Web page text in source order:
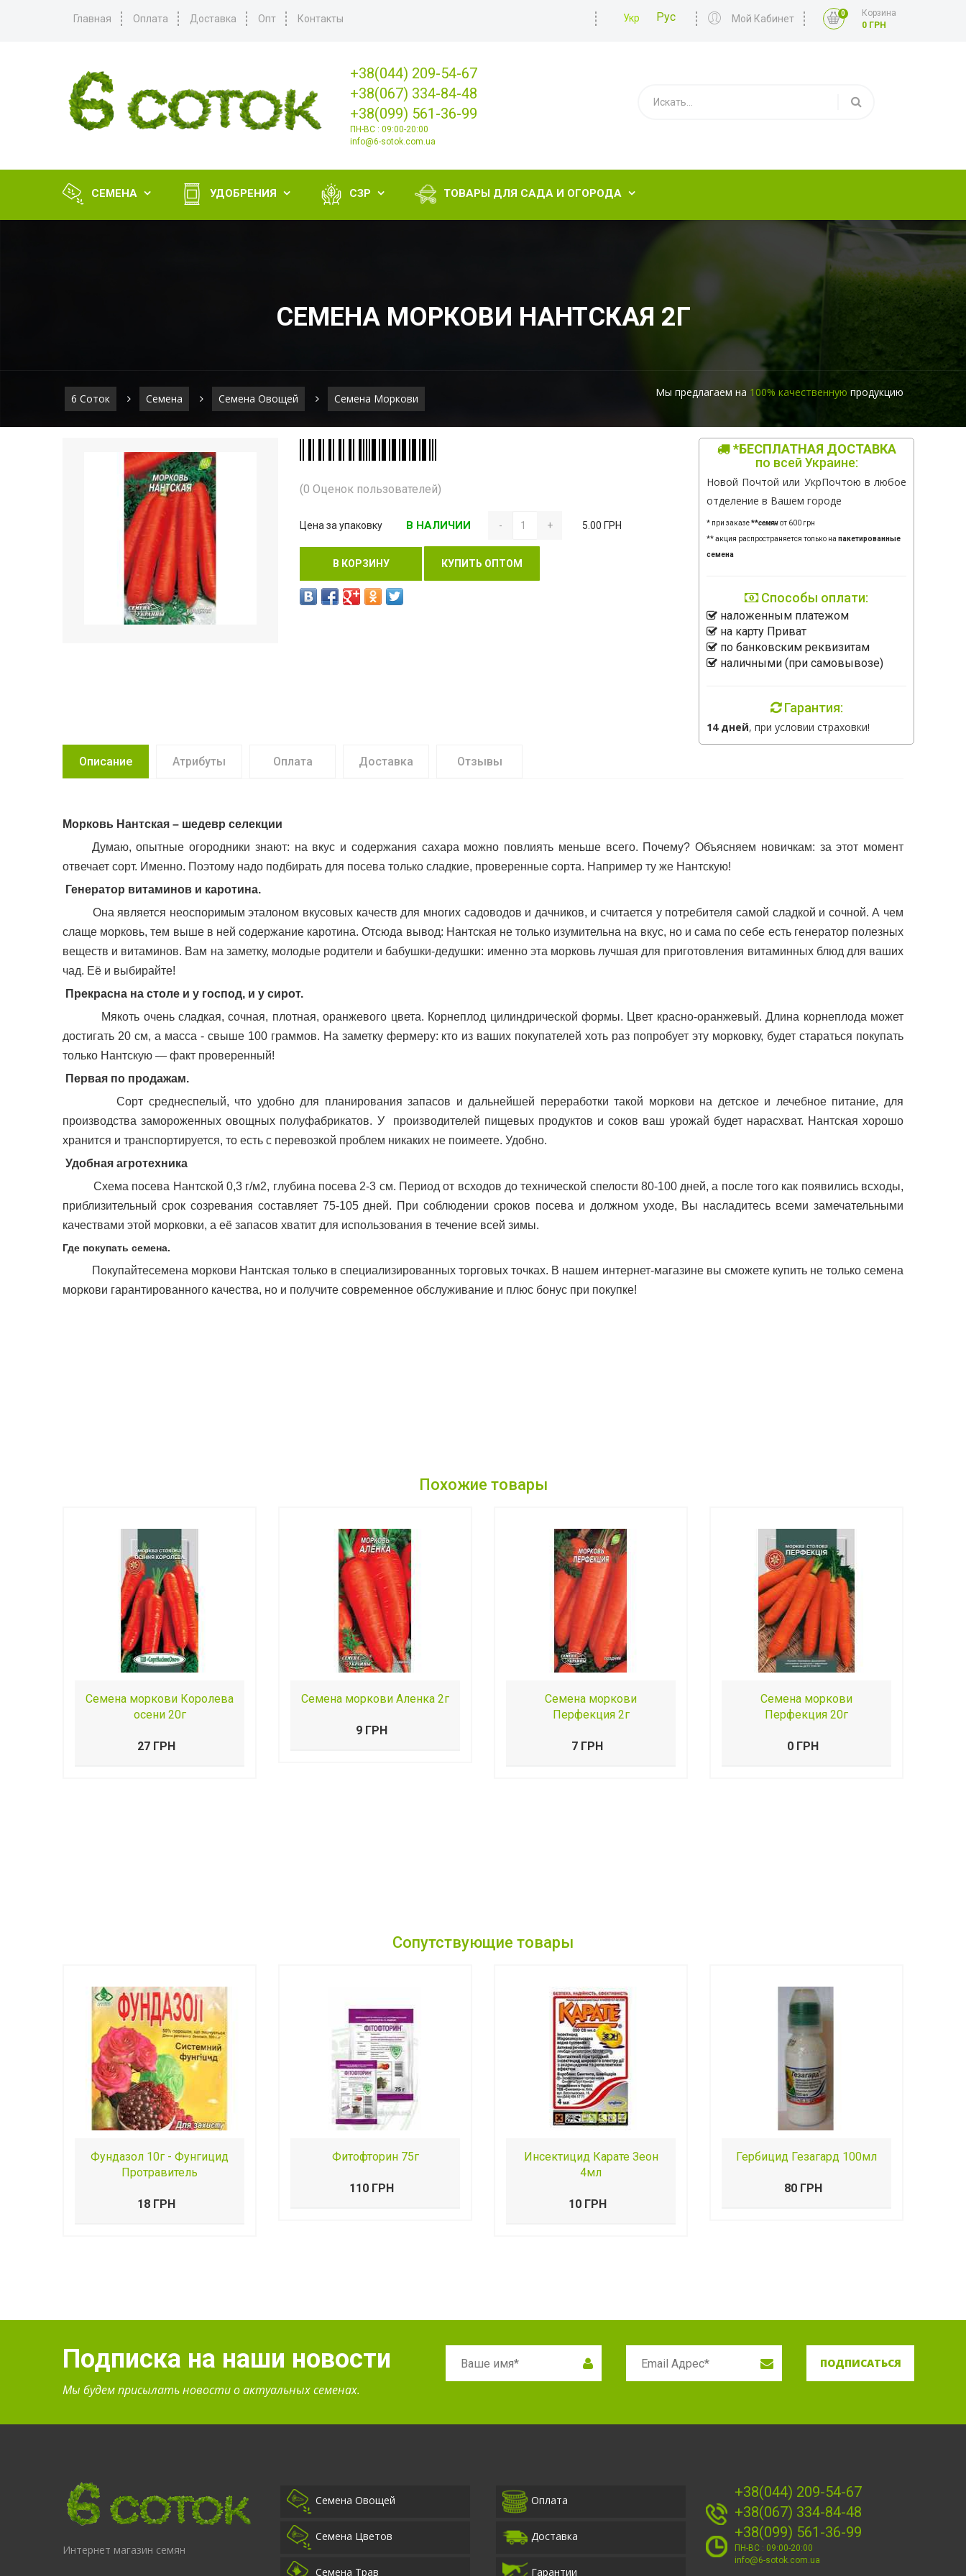
Главная Оплата Доставка Опт Контакты Укр Рус Мой Кабинет 0
Корзина
0 ГРН
+38(044) 209-54-67
+38(067) 334-84-48
+38(099) 561-36-99
ПН-ВС : 09:00-20:00
info@6-sotok.com.ua
СЕМЕНА  УДОБРЕНИЯ  СЗР  ТОВАРЫ ДЛЯ САДА И ОГОРОДА 
СЕМЕНА МОРКОВИ НАНТСКАЯ 2Г
6 Соток Семена Семена Овощей Семена Моркови Мы предлагаем на 100% качественную продукцию
(0 Оценок пользователей)
Цена за упаковку В НАЛИЧИИ - + 5.00 ГРН
В КОРЗИНУ КУПИТЬ ОПТОМ
*БЕСПЛАТНАЯ ДОСТАВКА
по всей Украине:
Новой Почтой или УкрПочтою в любое
отделение в Вашем городе
* при заказе**семянот 600 грн
** акция распространяется только на пакетированные
семена
Способы оплати:
наложенным платежом
на карту Приват
по банковским реквизитам
наличными (при самовывозе)
Гарантия:
14 дней, при условии страховки!
Описание Атрибуты Оплата Доставка Отзывы
Морковь Нантская – шедевр селекции
Думаю, опытные огородники знают: на вкус и содержания сахара можно повлиять меньше всего. Почему? Объясняем новичкам: за этот момент
отвечает сорт. Именно. Поэтому надо подбирать для посева только сладкие, проверенные сорта. Например ту же Нантскую!
Генератор витаминов и каротина.
Она является неоспоримым эталоном вкусовых качеств для многих садоводов и дачников, и считается у потребителя самой сладкой и сочной. А чем
слаще морковь, тем выше в ней содержание каротина. Отсюда вывод: Нантская не только изумительна на вкус, но и сама по себе есть генератор полезных
веществ и витаминов. Вам на заметку, молодые родители и бабушки-дедушки: именно эта морковь лучшая для приготовления витаминных блюд для ваших
чад. Её и выбирайте!
Прекрасна на столе и у господ, и у сирот.
Мякоть очень сладкая, сочная, плотная, оранжевого цвета. Корнеплод цилиндрической формы. Цвет красно-оранжевый. Длина корнеплода может
достигать 20 см, а масса - свыше 100 граммов. На заметку фермеру: кто из ваших покупателей хоть раз попробует эту морковку, будет стараться покупать
только Нантскую — факт проверенный!
Первая по продажам.
Сорт среднеспелый, что удобно для планирования запасов и дальнейшей переработки такой моркови на детское и лечебное питание, для
производства замороженных овощных полуфабрикатов. У производителей пищевых продуктов и соков ваш урожай будет нарасхват. Нантская хорошо
хранится и транспортируется, то есть с перевозкой проблем никаких не поимеете. Удобно.
Удобная агротехника
Схема посева Нантской 0,3 г/м2, глубина посева 2-3 см. Период от всходов до технической спелости 80-100 дней, а после того как появились всходы,
приблизительный срок созревания составляет 75-105 дней. При соблюдении сроков посева и должном уходе, Вы насладитесь всеми замечательными
качествами этой морковки, а её запасов хватит для использования в течение всей зимы.
Где покупать семена.
Покупайтесемена моркови Нантская только в специализированных торговых точках. В нашем интернет-магазине вы сможете купить не только семена
моркови гарантированного качества, но и получите современное обслуживание и плюс бонус при покупке!
Похожие товары
Семена моркови Королева
осени 20г
27 ГРН
Семена моркови Аленка 2г
9 ГРН
Семена моркови
Перфекция 2г
7 ГРН
Семена моркови
Перфекция 20г
0 ГРН
Сопутствующие товары
Фундазол 10г - Фунгицид
Протравитель
18 ГРН
Фитофторин 75г
110 ГРН
Инсектицид Карате Зеон
4мл
10 ГРН
Гербицид Гезагард 100мл
80 ГРН
Подписка на наши новости
Мы будем присылать новости о актуальных семенах.
ПОДПИСАТЬСЯ
Интернет магазин семян
Семена Овощей
Семена Цветов
Семена Трав
Оплата
Доставка
Гарантии
+38(044) 209-54-67
+38(067) 334-84-48
+38(099) 561-36-99
ПН-ВС : 09:00-20:00
info@6-sotok.com.ua